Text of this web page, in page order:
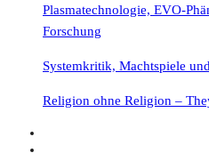
Plasmatechnologie, EVO-
Forschung
Systemkritik, Machtspiele
Religion ohne Religion –